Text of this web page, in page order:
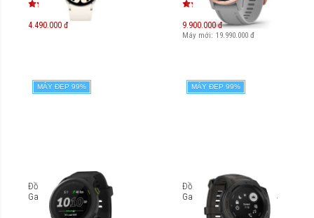
4.490.000 đ 9.900.000 đ
Máy mới: 19.990.000 đ
MÁY ĐẸP 99%
Đồng hồ thông minh
Garmin Forerunner 745
MÁY ĐẸP 99%
Đồng hồ thông minh GPS
Garmin Instinct 010-02064